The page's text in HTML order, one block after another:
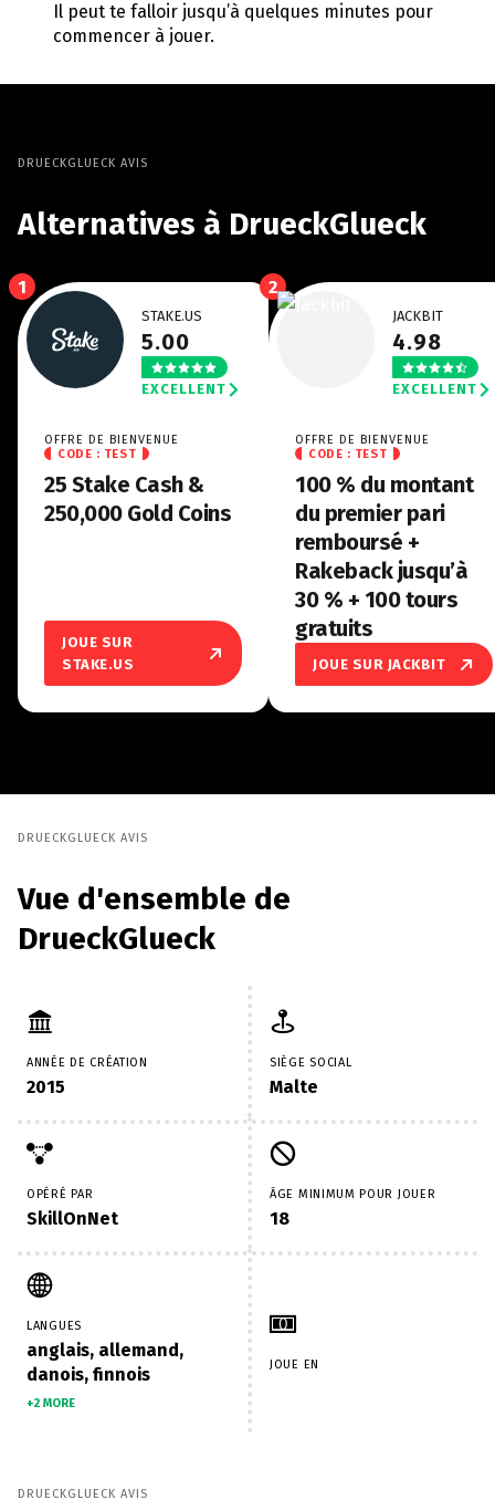
Il peut te falloir jusqu’à quelques minutes pour
commencer à jouer.
DRUECKGLUECK AVIS
Alternatives à DrueckGlueck
1
STAKE.US
5.00
EXCELLENT
OFFRE DE BIENVENUE
CODE : TEST
25 Stake Cash &
250,000 Gold Coins
JOUE SUR
STAKE.US
2
JACKBIT
4.98
EXCELLENT
OFFRE DE BIENVENUE
CODE : TEST
100 % du montant
du premier pari
remboursé +
Rakeback jusqu’à
30 % + 100 tours
gratuits
JOUE SUR JACKBIT
DRUECKGLUECK AVIS
Vue d'ensemble de
DrueckGlueck
ANNÉE DE CRÉATION
2015
SIÈGE SOCIAL
Malte
OPÉRÉ PAR
SkillOnNet
ÂGE MINIMUM POUR JOUER
18
LANGUES
anglais, allemand,
danois, finnois
+2 MORE
JOUE EN
DRUECKGLUECK AVIS